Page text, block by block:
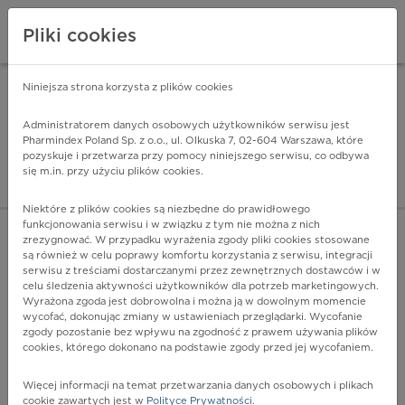
Pharmindex - lider
ZALOGUJ SIĘ
C22 - Nowotwór złośliwy wątroby i przewodów żółciowych
wewnątrzwątrobowych
Więcej na lekiicd10.pl
Pliki cookies
Niniejsza strona korzysta z plików cookies
Administratorem danych osobowych użytkowników serwisu jest
Pharmindex Poland Sp. z o.o., ul. Olkuska 7, 02-604 Warszawa, które
pozyskuje i przetwarza przy pomocy niniejszego serwisu, co odbywa
się m.in. przy użyciu plików cookies.
Niektóre z plików cookies są niezbędne do prawidłowego
funkcjonowania serwisu i w związku z tym nie można z nich
zrezygnować. W przypadku wyrażenia zgody pliki cookies stosowane
są również w celu poprawy komfortu korzystania z serwisu, integracji
serwisu z treściami dostarczanymi przez zewnętrznych dostawców i w
celu śledzenia aktywności użytkowników dla potrzeb marketingowych.
Wyrażona zgoda jest dobrowolna i można ją w dowolnym momencie
wycofać, dokonując zmiany w ustawieniach przeglądarki. Wycofanie
zgody pozostanie bez wpływu na zgodność z prawem używania plików
cookies, którego dokonano na podstawie zgody przed jej wycofaniem.
Więcej informacji na temat przetwarzania danych osobowych i plikach
cookie zawartych jest w Polityce Prywatności.
ZA DARMO - w Google Play INSTALUJ